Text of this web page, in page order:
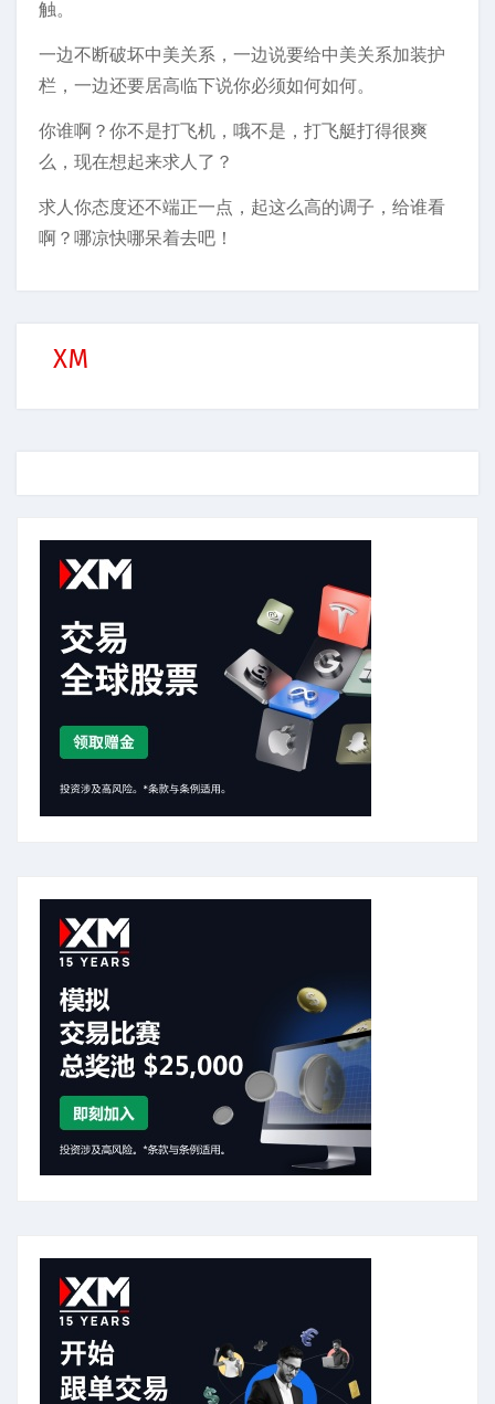
触。
一边不断破坏中美关系，一边说要给中美关系加装护
栏，一边还要居高临下说你必须如何如何。
你谁啊？你不是打飞机，哦不是，打飞艇打得很爽
么，现在想起来求人了？
求人你态度还不端正一点，起这么高的调子，给谁看
啊？哪凉快哪呆着去吧！
XM